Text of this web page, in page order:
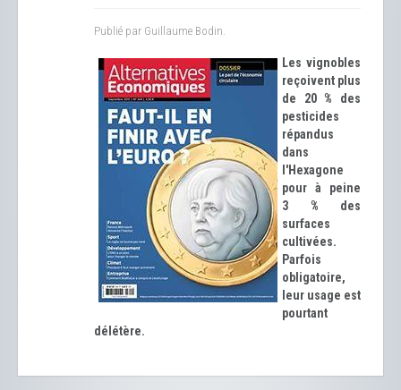
Publié par Guillaume Bodin.
Les vignobles
reçoivent plus
de 20 % des
pesticides
répandus
dans
l'Hexagone
pour à peine
3 % des
surfaces
cultivées.
Parfois
obligatoire,
leur usage est
pourtant
délétère.